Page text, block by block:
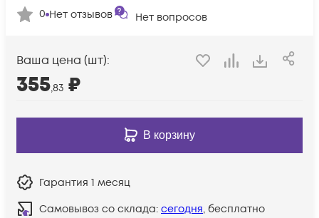
0 Нет отзывов Нет вопросов
Ваша цена (шт):
355,83 ₽
В корзину
Гарантия 1 месяц
Самовывоз со склада: сегодня, бесплатно